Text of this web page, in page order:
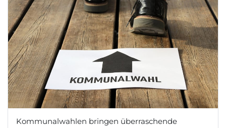
Kommunalwahlen bringen überraschende